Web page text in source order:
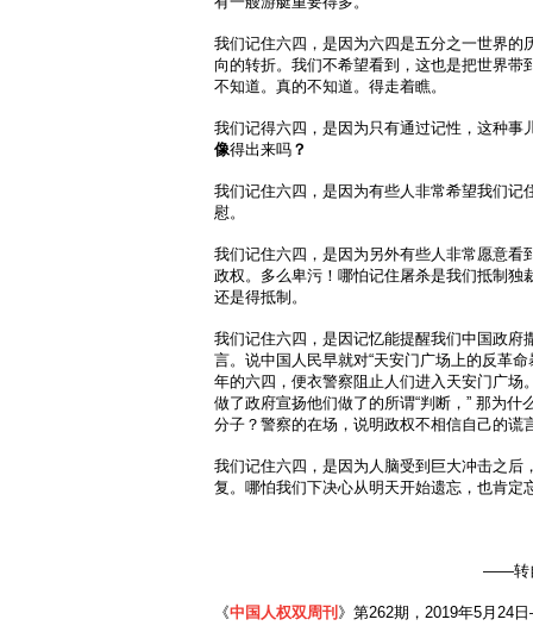
我们记住六四，是因为六四是五分之一世界的
向的转折。我们不希望看到，这也是把世界带
不知道。真的不知道。得走着瞧。
我们记得六四，是因为只有通过记性，这种事
像得出来吗 ？
我们记住六四，是因为有些人非常希望我们记
慰。
我们记住六四，是因为另外有些人非常愿意看
政权。多么卑污！哪怕记住屠杀是我们抵制独
还是得抵制。
我们记住六四，是因记忆能提醒我们中国政府
言。说中国人民早就对“天安门广场上的反革
年的六四，便衣警察阻止人们进入天安门广场
做了政府宣扬他们做了的所谓“判断，” 那为
分子？警察的在场，说明政权不相信自己的谎
我们记住六四，是因为人脑受到巨大冲击之后
复。哪怕我们下决心从明天开始遗忘，也肯定
——转
《中国人权双周刊 》第262期，2019年5月24